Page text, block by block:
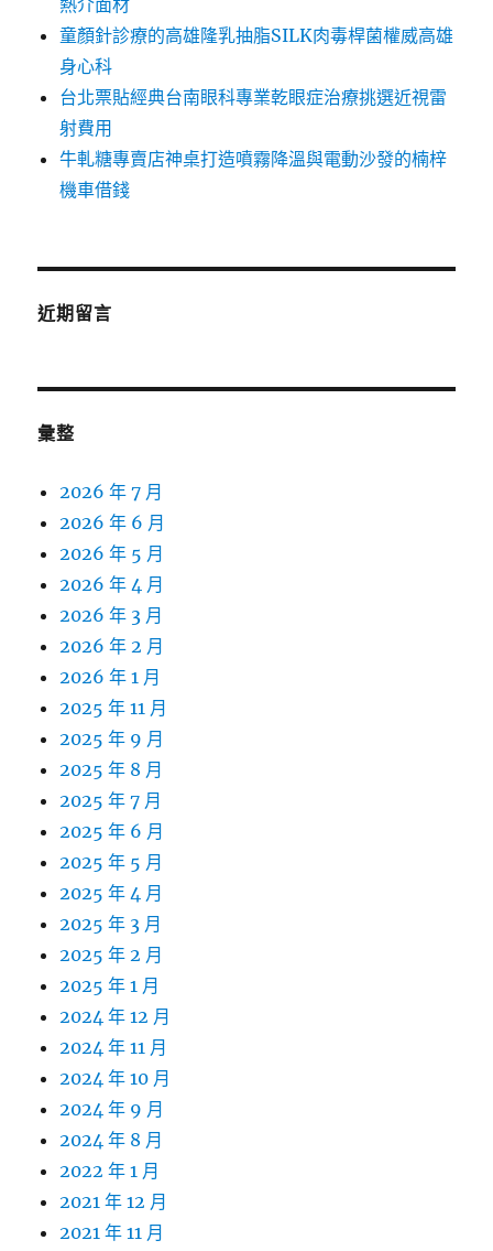
熱介面材
童顏針診療的高雄隆乳抽脂SILK肉毒桿菌權威高雄
身心科
台北票貼經典台南眼科專業乾眼症治療挑選近視雷
射費用
牛軋糖專賣店神桌打造噴霧降溫與電動沙發的楠梓
機車借錢
近期留言
彙整
2026 年 7 月
2026 年 6 月
2026 年 5 月
2026 年 4 月
2026 年 3 月
2026 年 2 月
2026 年 1 月
2025 年 11 月
2025 年 9 月
2025 年 8 月
2025 年 7 月
2025 年 6 月
2025 年 5 月
2025 年 4 月
2025 年 3 月
2025 年 2 月
2025 年 1 月
2024 年 12 月
2024 年 11 月
2024 年 10 月
2024 年 9 月
2024 年 8 月
2022 年 1 月
2021 年 12 月
2021 年 11 月